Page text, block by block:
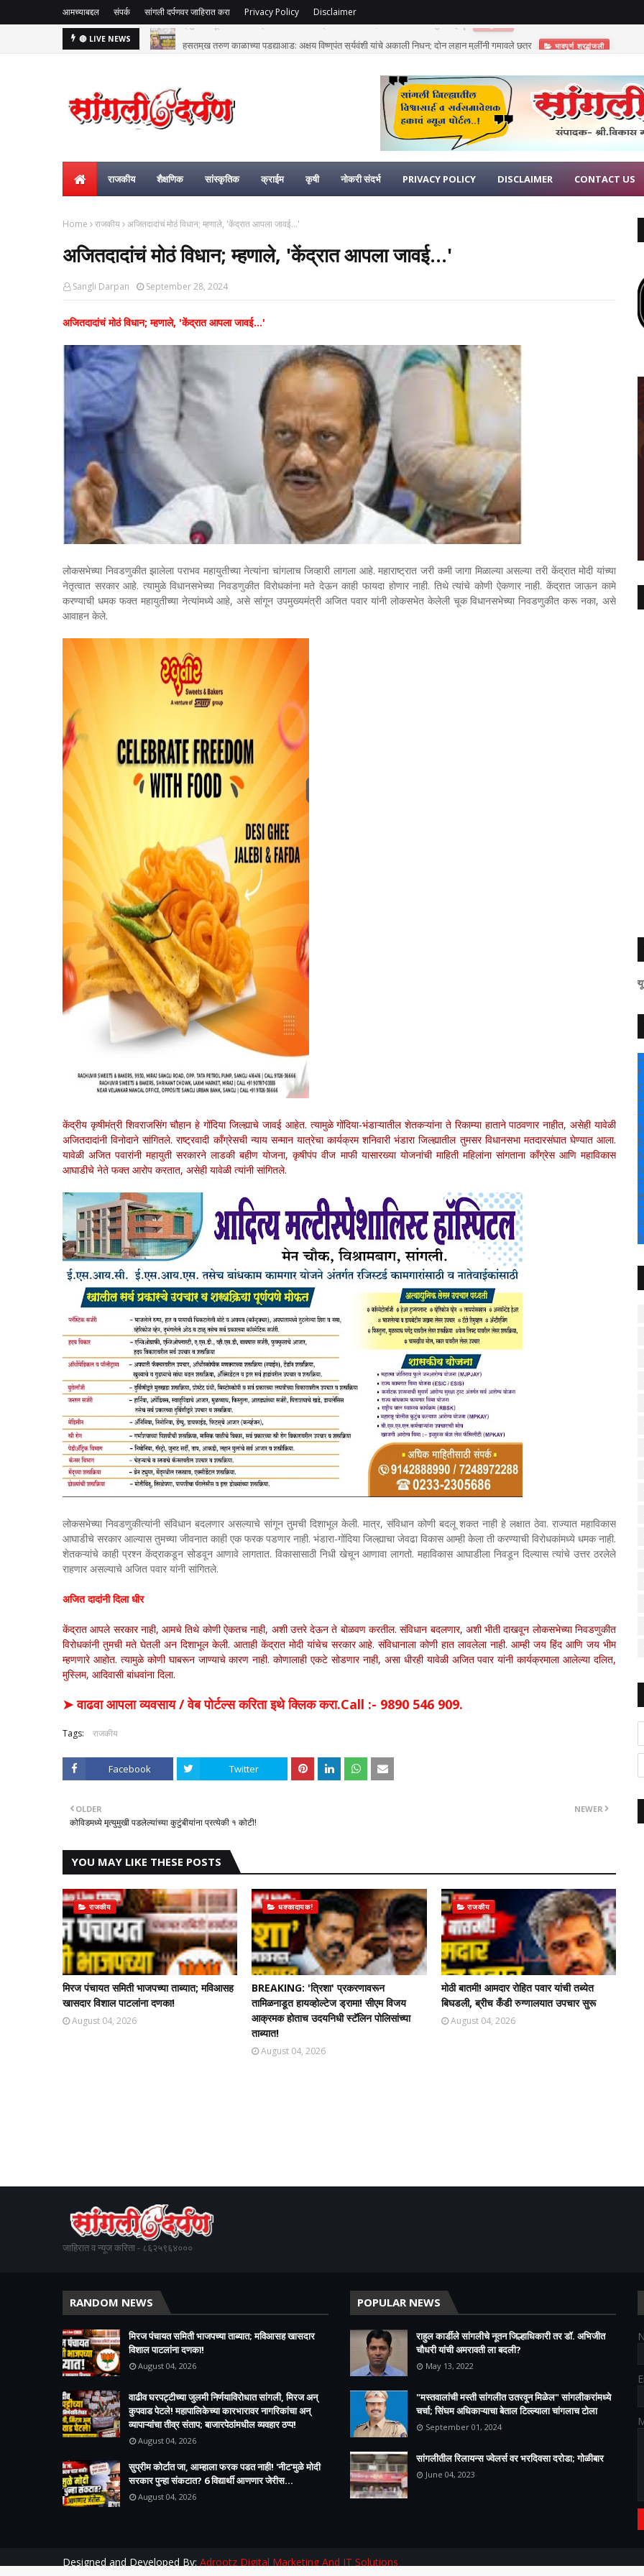
आमच्याबद्दल संपर्क सांगली दर्पणवर जाहिरात करा Privacy Policy Disclaimer
🔴 LIVE NEWS हसतमुख तरुण काळाच्या पडद्याआड: अक्षय विष्णुपंत सूर्यवंशी यांचे अकाली निधन; दोन लहान मुलींनी गमावले छत्र भावपूर्ण श्रद्धांजली
राजकीय शैक्षणिक सांस्कृतिक क्राईम कृषी नोकरी संदर्भ PRIVACY POLICY DISCLAIMER CONTACT US
Home राजकीय अजितदादांचं मोठं विधान; म्हणाले, 'केंद्रात आपला जावई...'
अजितदादांचं मोठं विधान; म्हणाले, 'केंद्रात आपला जावई...'
Sangli Darpan September 28, 2024
अजितदादांचं मोठं विधान; म्हणाले, 'केंद्रात आपला जावई...'
लोकसभेच्या निवडणुकीत झालेला पराभव महायुतीच्या नेत्यांना चांगलाच जिव्हारी लागला आहे. महाराष्ट्रात जरी कमी जागा मिळाल्या असल्या तरी केंद्रात मोदी यांच्या
नेतृत्वात सरकार आहे. त्यामुळे विधानसभेच्या निवडणुकीत विरोधकांना मते देऊन काही फायदा होणार नाही. तिथे त्यांचे कोणी ऐकणार नाही. केंद्रात जाऊन कामे
करण्याची धमक फक्त महायुतीच्या नेत्यांमध्ये आहे, असे सांगून उपमुख्यमंत्री अजित पवार यांनी लोकसभेत केलेली चूक विधानसभेच्या निवडणुकीत करू नका, असे
आवाहन केले.
केंद्रीय कृषीमंत्री शिवराजसिंग चौहान हे गोंदिया जिल्ह्याचे जावई आहेत. त्यामुळे गोंदिया-भंडाऱ्यातील शेतकऱ्यांना ते रिकाम्या हाताने पाठवणार नाहीत, असेही यावेळी
अजितदादांनी विनोदाने सांगितले. राष्ट्रवादी काँग्रेसची न्याय सन्मान यात्रेचा कार्यक्रम शनिवारी भंडारा जिल्ह्यातील तुमसर विधानसभा मतदारसंघात घेण्यात आला.
यावेळी अजित पवारांनी महायुती सरकारने लाडकी बहीण योजना, कृषीपंप वीज माफी यासारख्या योजनांची माहिती महिलांना सांगताना काँग्रेस आणि महाविकास
आघाडीचे नेते फक्त आरोप करतात, असेही यावेळी त्यांनी सांगितले.
लोकसभेच्या निवडणुकीत्यांनी संविधान बदलणार असल्याचे सांगून तुमची दिशाभूल केली. मात्र, संविधान कोणी बदलू शकत नाही हे लक्षात ठेवा. राज्यात महाविकास
आघाडीचे सरकार आल्यास तुमच्या जीवनात काही एक फरक पडणार नाही. भंडारा-गोंदिया जिल्ह्याचा जेवढा विकास आम्ही केला ती करण्याची विरोधकांमध्ये धमक नाही.
शेतकऱ्यांचे काही प्रश्न केंद्राकडून सोडवून आणावे लागतात. विकासासाठी निधी खेचून आणावा लागतो. महाविकास आघाडीला निवडून दिल्यास त्यांचे उत्तर ठरलेले
राहणार असल्याचे अजित पवार यांनी सांगितले.
अजित दादांनी दिला धीर
केंद्रात आपले सरकार नाही, आमचे तिथे कोणी ऐकतच नाही, अशी उत्तरे देऊन ते बोळवण करतील. संविधान बदलणार, अशी भीती दाखवून लोकसभेच्या निवडणुकीत
विरोधकांनी तुमची मते घेतली अन दिशाभूल केली. आताही केंद्रात मोदी यांचेच सरकार आहे. संविधानाला कोणी हात लावलेला नाही. आम्ही जय हिंद आणि जय भीम
म्हणणारे आहोत. त्यामुळे कोणी घाबरून जाण्याचे कारण नाही. कोणालाही एकटे सोडणार नाही, असा धीरही यावेळी अजित पवार यांनी कार्यक्रमाला आलेल्या दलित,
मुस्लिम, आदिवासी बांधवांना दिला.
➤ वाढवा आपला व्यवसाय / वेब पोर्टल्स करिता इथे क्लिक करा.Call :- 9890 546 909.
Tags: राजकीय
Facebook Twitter
NEWER
OLDER
कोविडमध्ये मृत्युमुखी पडलेल्यांच्या कुटुंबीयांना प्रत्येकी १ कोटी!
YOU MAY LIKE THESE POSTS
राजकीय
मिरज पंचायत समिती भाजपच्या ताब्यात; मविआसह
खासदार विशाल पाटलांना दणका!
August 04, 2026
धक्कादायक!
BREAKING: 'त्रिशा' प्रकरणावरून
तामिळनाडूत हायव्होल्टेज ड्रामा! सीएम विजय
आक्रमक होताच उदयनिधी स्टॅलिन पोलिसांच्या
ताब्यात!
August 04, 2026
राजकीय
मोठी बातमी! आमदार रोहित पवार यांची तब्येत
बिघडली, ब्रीच कँडी रुग्णालयात उपचार सुरू
August 04, 2026
" सांगली दर्पण न्यूज वर आपल्या
+
°
C
+
+
जाहिरात व न्यूज करिता - ८६२५९६४०००
RANDOM NEWS
मिरज पंचायत समिती भाजपच्या ताब्यात; मविआसह खासदार
विशाल पाटलांना दणका!
August 04, 2026
वाढीव घरपट्टीच्या जुलमी निर्णयाविरोधात सांगली, मिरज अन्
कुपवाड पेटले! महापालिकेच्या कारभारावर नागरिकांचा अन्
व्यापाऱ्यांचा तीव्र संताप; बाजारपेठांमधील व्यवहार ठप्प!​
August 04, 2026
सुप्रीम कोर्टात जा, आम्हाला फरक पडत नाही! 'नीट'मुळे मोदी
सरकार पुन्हा संकटात? 6 विद्यार्थी आणणार जेरीस...
August 04, 2026
POPULAR NEWS
राहुल कार्डीले सांगलीचे नूतन जिल्हाधिकारी तर डॉ. अभिजीत
चौधरी यांची अमरावती ला बदली?
May 13, 2022
"मस्तवालांची मस्ती सांगलीत उतरवून मिळेल" सांगलीकरांमध्ये
चर्चा; सिंघम अधिकाऱ्याचा बेताल टिल्ल्याला चांगलाच टोला
September 01, 2024
सांगलीतील रिलायन्स ज्वेलर्स वर भरदिवसा दरोडा; गोळीबार
June 04, 2023
Designed and Developed By: Adrootz Digital Marketing And IT Solutions